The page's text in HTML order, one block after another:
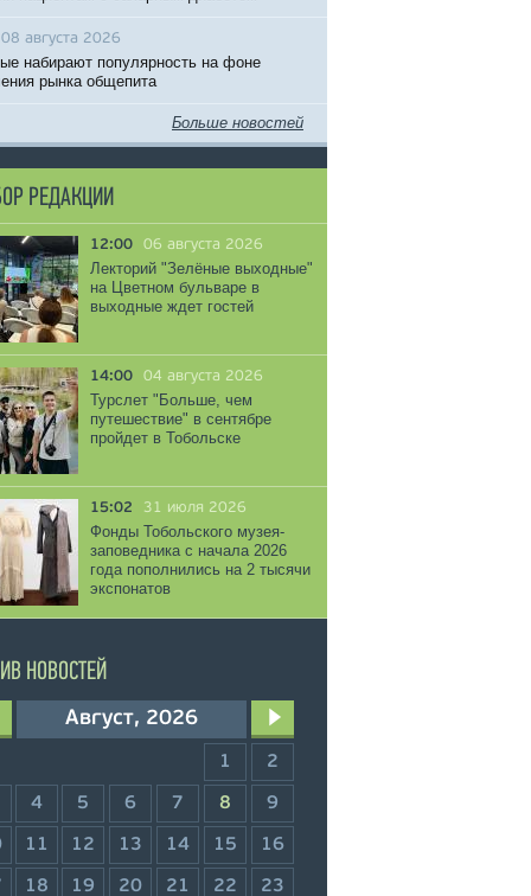
08 августа 2026
набирают популярность на фоне
рынка общепита
Больше новостей
РЕДАКЦИИ
12:00 06 августа 2026
Лекторий "Зелёные выходные"
на Цветном бульваре в
выходные ждет гостей
14:00 04 августа 2026
Турслет "Больше, чем
путешествие" в сентябре
пройдет в Тобольске
15:02 31 июля 2026
Фонды Тобольского музея-
заповедника с начала 2026
года пополнились на 2 тысячи
экспонатов
НОВОСТЕЙ
Август, 2026
1 2
4 5 6 7 8 9
11 12 13 14 15 16
18 19 20 21 22 23